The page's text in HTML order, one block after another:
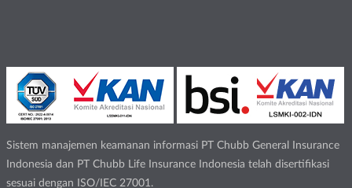
Sistem manajemen keamanan informasi PT Chubb General Insurance
Indonesia dan PT Chubb Life Insurance Indonesia telah disertifikasi
sesuai dengan ISO/IEC 27001.